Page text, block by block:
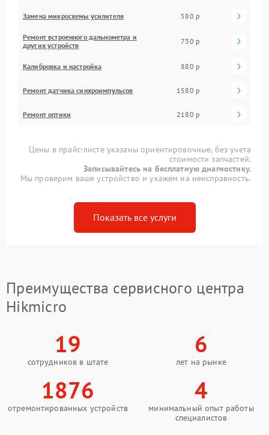
Замена микросхемы усилителя 580 р
Ремонт встроенного дальнометра и
других устройств
730 р
Калибровка и настройка 880 р
Ремонт датчика синхроимпульсов 1580 р
Ремонт оптики 2180 р
Цены в прайс-листе указаны ориентировочные, без учета
стоимости запчастей.
Записывайтесь на бесплатную диагностику.
Мы проверим ваше устройство и укажем на неисправность.
Показать все услуги
Преимущества сервисного центра
Hikmicro
19
сотрудников в штате
6
лет на рынке
1876
отремонтированных устройств
4
минимальный опыт работы
специалистов